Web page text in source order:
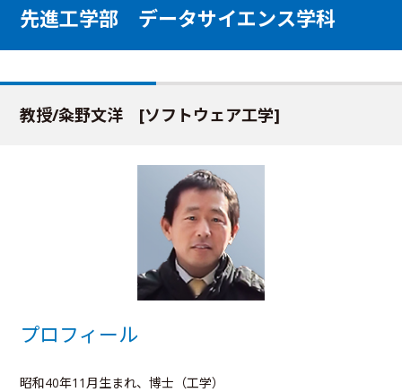
先進工学部 データサイエンス学科
教授/粂野文洋 [ソフトウェア工学]
プロフィール
昭和40年11月生まれ、博士（工学）